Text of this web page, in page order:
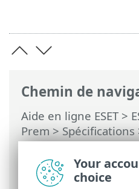
Chemin de
Aide en ligne ESET>
Prem>Spécifications
Dimensionnement
l'infrastructure >
10 000 clients
Your
choice